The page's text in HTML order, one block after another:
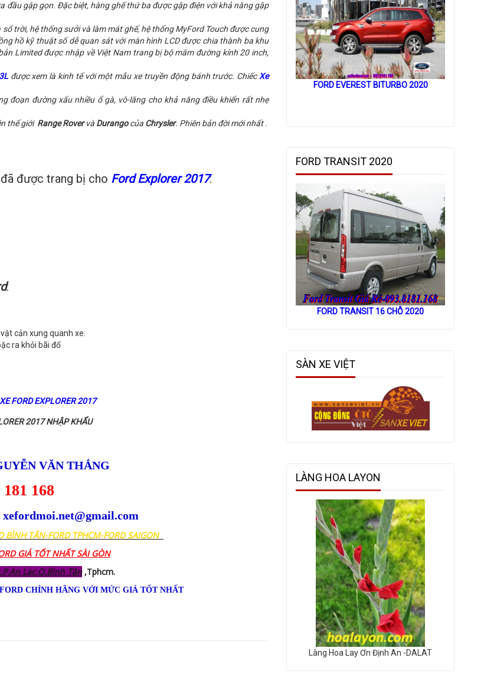
gập gọn. Đặc biệt, hàng ghế thứ ba được gập điện với khả năng gập
trời, hệ thống sưởi và làm mát ghế, hệ thống MyFord Touch được cung
hồ kỹ thuật số dễ quan sát với màn hình LCD được chia thành ba khu
Limited được nhập về Việt Nam trang bị bộ mâm đường kính 20 inch,
được xem là kinh tế với một mẫu xe truyền động bánh trước. ChiếcXe
đoạn đường xấu nhiều ổ gà, vô-lăng cho khả năng điều khiển rất nhẹ
thế giới Range Rovervà Durangocủa Chrysler. Phiên bản đời mới nhất .
được trang bị cho Ford Explorer 2017:
:
cản xung quanh xe.
ra khỏi bãi đổ
FORD EXPLORER 2017
2017 NHẬP KHẨU
VĂN THẮNG
181 168
BÌNH TÂN-FORD TPHCM-FORD SAIGON
GIÁ TỐT NHẤT SÀI GÒN
Lạc,Q.Bình Tân,Tphcm.
CHÍNH HÃNG VỚI MỨC GIÁ TỐT NHẤT
FORD EVEREST BITURBO 2020
FORD TRANSIT 2020
FORD TRANSIT 16 CHỖ 2020
SÀN XE VIỆT
LÀNG HOA LAYON
Làng Hoa Lay Ơn Định An -DALAT